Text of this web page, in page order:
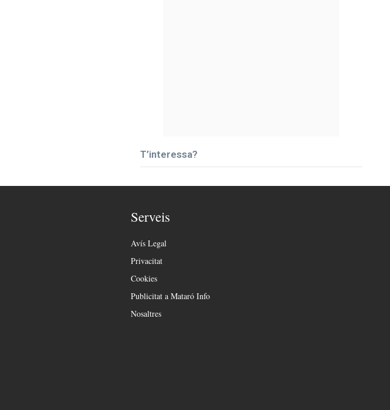
T’interessa?
Serveis
Avís Legal
Privacitat
Cookies
Publicitat a Mataró Info
Nosaltres